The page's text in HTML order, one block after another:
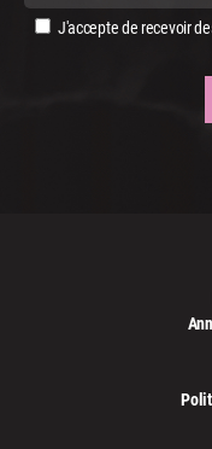
J'accepte de recevoir